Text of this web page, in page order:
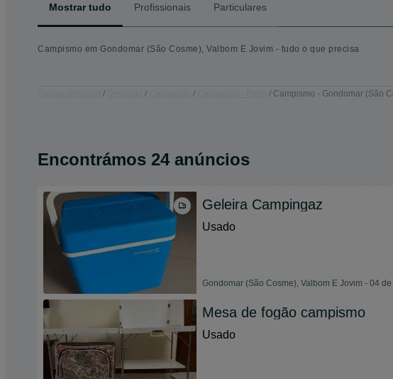
Mostrar tudo Profissionais Particulares
Campismo em Gondomar (São Cosme), Valbom E Jovim - tudo o que precisa
Campismo - Gondomar (São
Encontrámos 24 anúncios
Geleira Campingaz
Usado
Gondomar (São Cosme), Valbom E Jovim - 04
Mesa de fogão campismo
Usado